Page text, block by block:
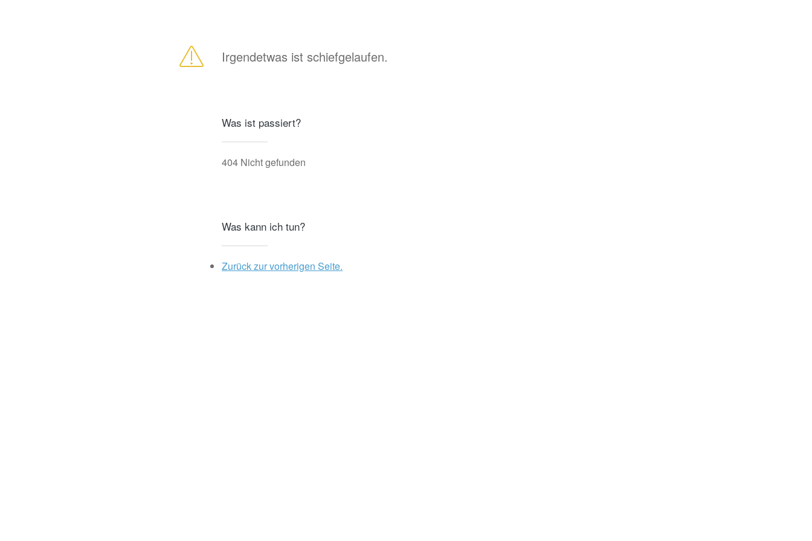
Irgendetwas ist schiefgelaufen.
Was ist passiert?
404 Nicht gefunden
Was kann ich tun?
Zurück zur vorherigen Seite.